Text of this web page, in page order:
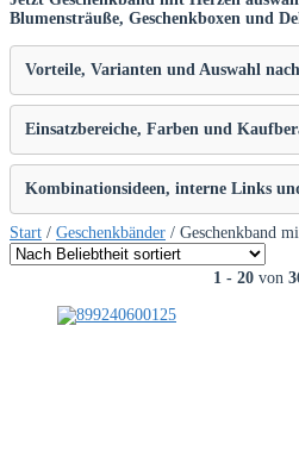
Blumensträuße, Geschenkboxen und
Vorteile, Varianten und Auswahl
Einsatzbereiche, Farben und
Kombinationsideen, interne Links
Start / Geschenkbänder / Geschenkband
1 - 20 von